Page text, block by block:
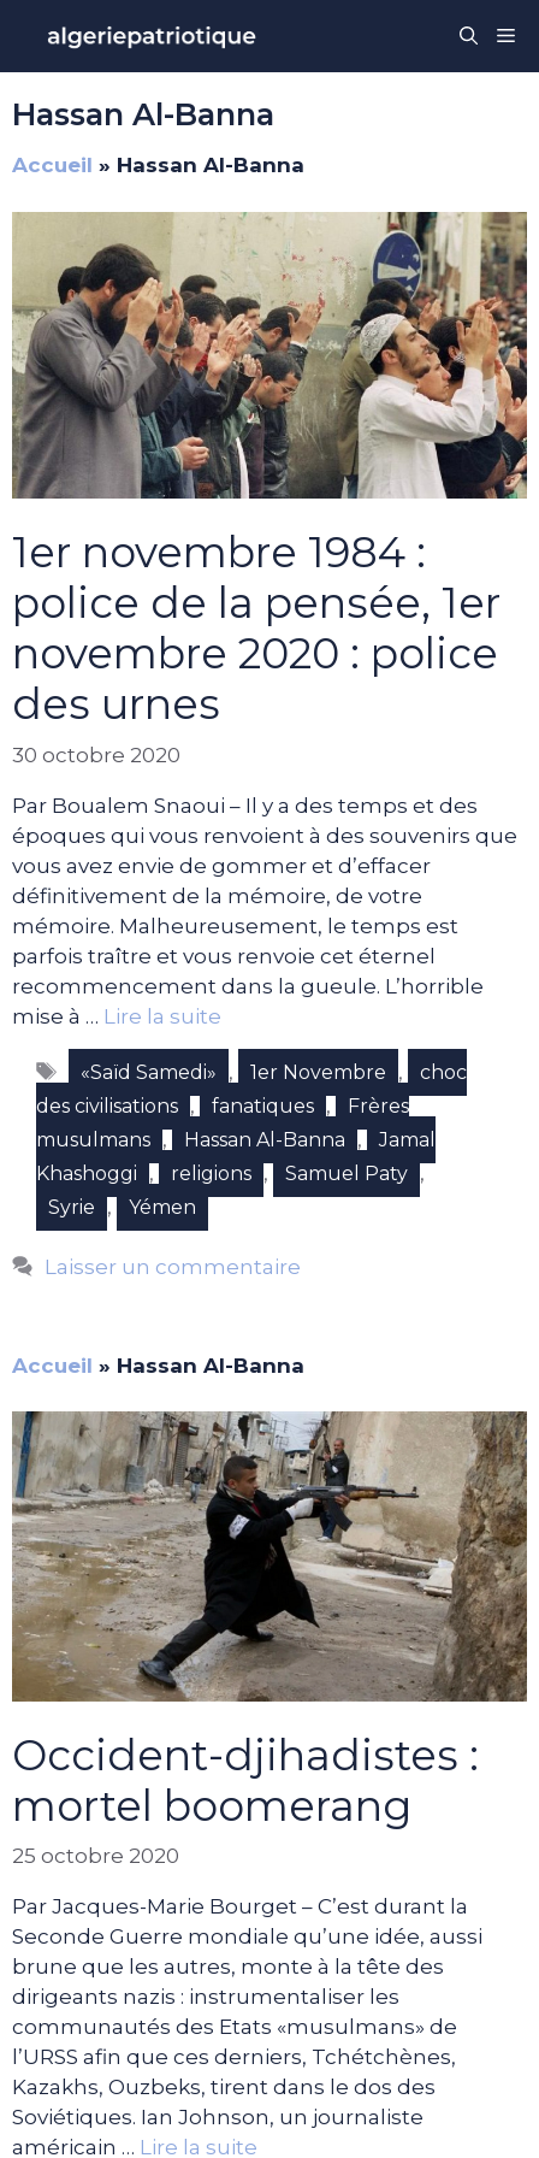
contenu
Hassan Al-Banna
Accueil » Hassan Al-Banna
1er novembre 1984 :
police de la pensée, 1er
novembre 2020 : police
des urnes
30 octobre 2020
Par Boualem Snaoui – Il y a des temps et des
époques qui vous renvoient à des souvenirs que
vous avez envie de gommer et d’effacer
définitivement de la mémoire, de votre
mémoire. Malheureusement, le temps est
parfois traître et vous renvoie cet éternel
recommencement dans la gueule. L’horrible
mise à … Lire la suite
Étiquettes
«Saïd Samedi» , 1er Novembre ,
choc
des civilisations , fanatiques ,
Frères
musulmans , Hassan Al-Banna ,
Jamal
Khashoggi
, religions , Samuel Paty ,
Syrie , Yémen
Laisser un commentaire
Accueil » Hassan Al-Banna
Occident-djihadistes :
mortel boomerang
25 octobre 2020
Par Jacques-Marie Bourget – C’est durant la
Seconde Guerre mondiale qu’une idée, aussi
brune que les autres, monte à la tête des
dirigeants nazis : instrumentaliser les
communautés des Etats «musulmans» de
l’URSS afin que ces derniers, Tchétchènes,
Kazakhs, Ouzbeks, tirent dans le dos des
Soviétiques. Ian Johnson, un journaliste
américain … Lire la suite